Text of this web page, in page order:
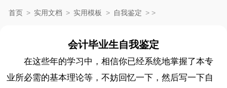
首页 > 实用文档 > 实用模板 > 自我鉴定 > >
会计毕业生自我鉴定
在这些年的学习中，相信你已经系统地掌握了本专
业所必需的基本理论等，不妨回忆一下，然后写一下自